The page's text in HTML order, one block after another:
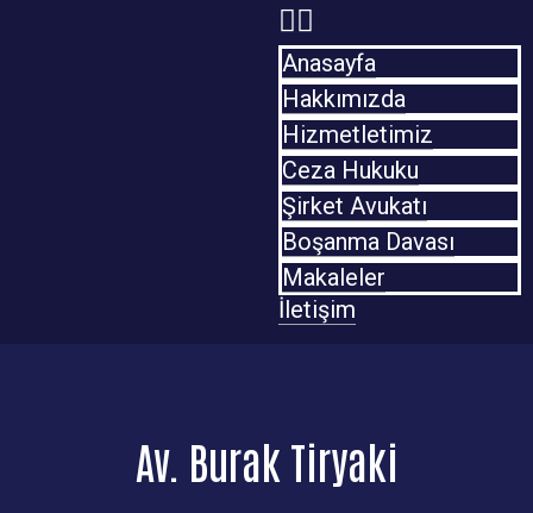
Anasayfa
Hakkımızda
Hizmetletimiz
Ceza Hukuku
Şirket Avukatı
Boşanma Davası
Makaleler
İletişim
Av. Burak Tiryaki